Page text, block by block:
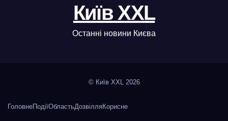
Київ XXL
Останні новини Києва
© Київ XXL 2026
ГоловнеПодіїОбластьДозвілляКорисне